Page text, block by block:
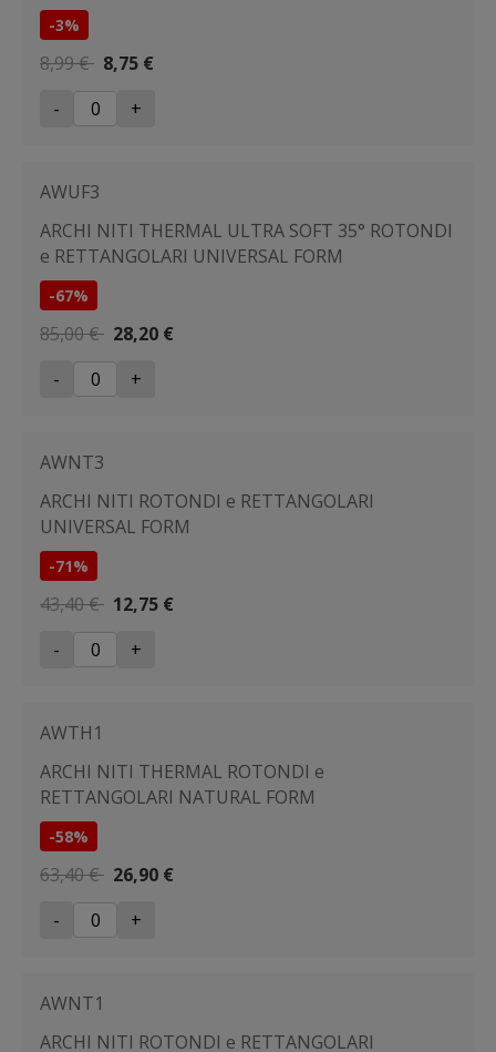
-3%
8,99 € 8,75 €
-
+
AWUF3
ARCHI NITI THERMAL ULTRA SOFT 35° ROTONDI
e RETTANGOLARI UNIVERSAL FORM
-67%
85,00 € 28,20 €
-
+
AWNT3
ARCHI NITI ROTONDI e RETTANGOLARI
UNIVERSAL FORM
-71%
43,40 € 12,75 €
-
+
AWTH1
ARCHI NITI THERMAL ROTONDI e
RETTANGOLARI NATURAL FORM
-58%
63,40 € 26,90 €
-
+
AWNT1
ARCHI NITI ROTONDI e RETTANGOLARI